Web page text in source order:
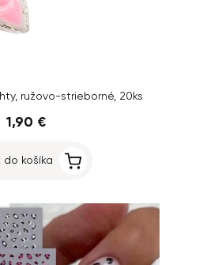
ružovo-strieborné, 20ks
1,90 €
do košíka